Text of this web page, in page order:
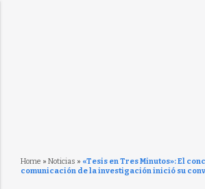
Home » Noticias » «Tesis en Tres Minutos»: El
comunicación de la investigación inició su